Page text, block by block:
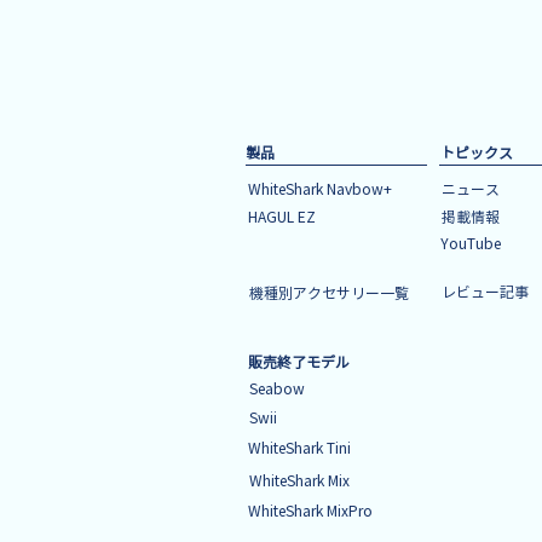
製品 トピックス
WhiteShark Navbow+
ニュース
HAGUL EZ
掲載情報
YouTube
機種別アクセサリー一覧 レビュー記事
販売終了モデル
Seabow
Swii
WhiteShark Tini
WhiteShark Mix
WhiteShark MixPro